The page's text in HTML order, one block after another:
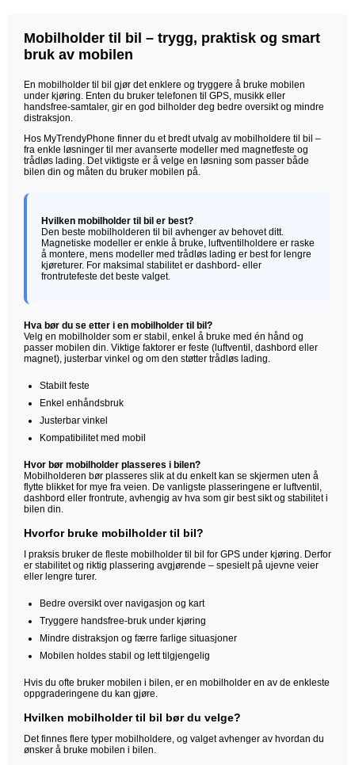
Mobilholder til bil – trygg, praktisk og smart
bruk av mobilen
En mobilholder til bil gjør det enklere og tryggere å bruke mobilen
under kjøring. Enten du bruker telefonen til GPS, musikk eller
handsfree-samtaler, gir en god bilholder deg bedre oversikt og mindre
distraksjon.
Hos MyTrendyPhone finner du et bredt utvalg av mobilholdere til bil –
fra enkle løsninger til mer avanserte modeller med magnetfeste og
trådløs lading. Det viktigste er å velge en løsning som passer både
bilen din og måten du bruker mobilen på.
Hvilken mobilholder til bil er best?
Den beste mobilholderen til bil avhenger av behovet ditt.
Magnetiske modeller er enkle å bruke, luftventilholdere er raske
å montere, mens modeller med trådløs lading er best for lengre
kjøreturer. For maksimal stabilitet er dashbord- eller
frontrutefeste det beste valget.
Hva bør du se etter i en mobilholder til bil?
Velg en mobilholder som er stabil, enkel å bruke med én hånd og
passer mobilen din. Viktige faktorer er feste (luftventil, dashbord eller
magnet), justerbar vinkel og om den støtter trådløs lading.
Stabilt feste
Enkel enhåndsbruk
Justerbar vinkel
Kompatibilitet med mobil
Hvor bør mobilholder plasseres i bilen?
Mobilholderen bør plasseres slik at du enkelt kan se skjermen uten å
flytte blikket for mye fra veien. De vanligste plasseringene er luftventil,
dashbord eller frontrute, avhengig av hva som gir best sikt og stabilitet i
bilen din.
Hvorfor bruke mobilholder til bil?
I praksis bruker de fleste mobilholder til bil for GPS under kjøring. Derfor
er stabilitet og riktig plassering avgjørende – spesielt på ujevne veier
eller lengre turer.
Bedre oversikt over navigasjon og kart
Tryggere handsfree-bruk under kjøring
Mindre distraksjon og færre farlige situasjoner
Mobilen holdes stabil og lett tilgjengelig
Hvis du ofte bruker mobilen i bilen, er en mobilholder en av de enkleste
oppgraderingene du kan gjøre.
Hvilken mobilholder til bil bør du velge?
Det finnes flere typer mobilholdere, og valget avhenger av hvordan du
ønsker å bruke mobilen i bilen.